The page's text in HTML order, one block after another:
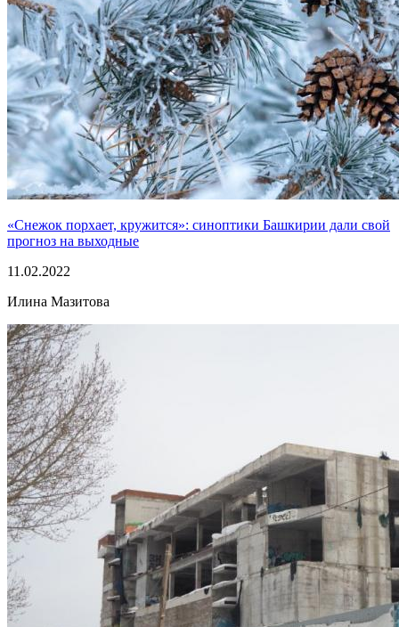
«Снежок порхает, кружится»: синоптики Башкирии дали свой
прогноз на выходные
11.02.2022
Илина Мазитова